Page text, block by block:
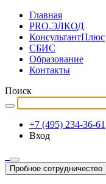
Главная
PRO.ЭЛКОД
КонсультантПлюс
СБИС
Образование
Контакты
Поиск
+7 (495) 234-36-61
Вход
Пробное сотрудничество